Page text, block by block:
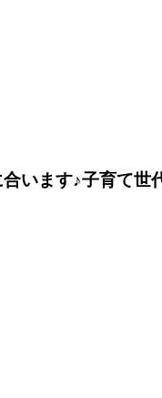
います♪子育て